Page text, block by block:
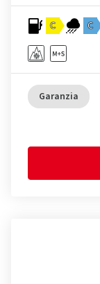
C C
Garanzia